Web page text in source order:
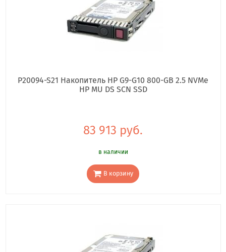
P20094-S21 Накопитель HP G9-G10 800-GB 2.5 NVMe
HP MU DS SCN SSD
83 913 руб.
в наличии
В корзину